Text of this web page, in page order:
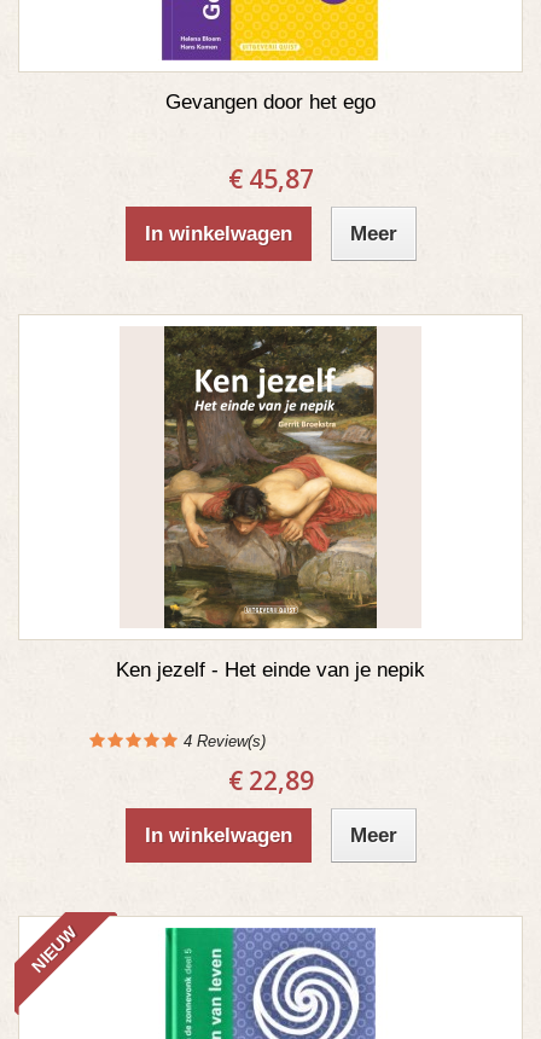
Gevangen door het ego
€ 45,87
In winkelwagen Meer
Ken jezelf - Het einde van je nepik
4 Review(s)
€ 22,89
In winkelwagen Meer
NIEUW